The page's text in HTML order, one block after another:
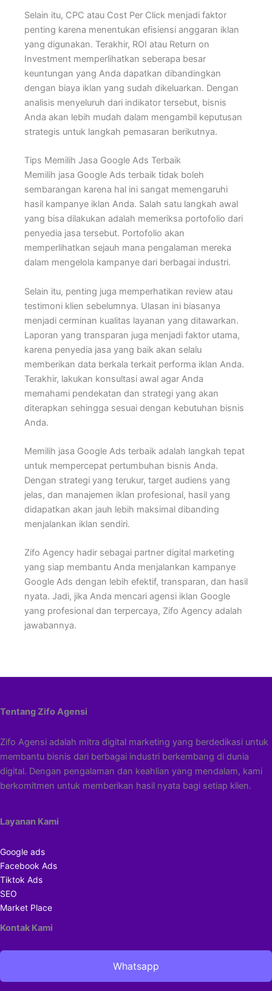
Selain itu, CPC atau Cost Per Click menjadi faktor
penting karena menentukan efisiensi anggaran iklan
yang digunakan. Terakhir, ROI atau Return on
Investment memperlihatkan seberapa besar
keuntungan yang Anda dapatkan dibandingkan
dengan biaya iklan yang sudah dikeluarkan. Dengan
analisis menyeluruh dari indikator tersebut, bisnis
Anda akan lebih mudah dalam mengambil keputusan
strategis untuk langkah pemasaran berikutnya.
Tips Memilih Jasa Google Ads Terbaik
Memilih jasa Google Ads terbaik tidak boleh
sembarangan karena hal ini sangat memengaruhi
hasil kampanye iklan Anda. Salah satu langkah awal
yang bisa dilakukan adalah memeriksa portofolio dari
penyedia jasa tersebut. Portofolio akan
memperlihatkan sejauh mana pengalaman mereka
dalam mengelola kampanye dari berbagai industri.
Selain itu, penting juga memperhatikan review atau
testimoni klien sebelumnya. Ulasan ini biasanya
menjadi cerminan kualitas layanan yang ditawarkan.
Laporan yang transparan juga menjadi faktor utama,
karena penyedia jasa yang baik akan selalu
memberikan data berkala terkait performa iklan Anda.
Terakhir, lakukan konsultasi awal agar Anda
memahami pendekatan dan strategi yang akan
diterapkan sehingga sesuai dengan kebutuhan bisnis
Anda.
Memilih jasa Google Ads terbaik adalah langkah tepat
untuk mempercepat pertumbuhan bisnis Anda.
Dengan strategi yang terukur, target audiens yang
jelas, dan manajemen iklan profesional, hasil yang
didapatkan akan jauh lebih maksimal dibanding
menjalankan iklan sendiri.
Zifo Agency hadir sebagai partner digital marketing
yang siap membantu Anda menjalankan kampanye
Google Ads dengan lebih efektif, transparan, dan hasil
nyata. Jadi, jika Anda mencari agensi iklan Google
yang profesional dan terpercaya, Zifo Agency adalah
jawabannya.
Tentang Zifo Agensi
Zifo Agensi adalah mitra digital marketing yang berdedikasi untuk
membantu bisnis dari berbagai industri berkembang di dunia
digital. Dengan pengalaman dan keahlian yang mendalam, kami
berkomitmen untuk memberikan hasil nyata bagi setiap klien.
Layanan Kami
Google ads
Facebook Ads
Tiktok Ads
SEO
Market Place
Kontak Kami
Whatsapp